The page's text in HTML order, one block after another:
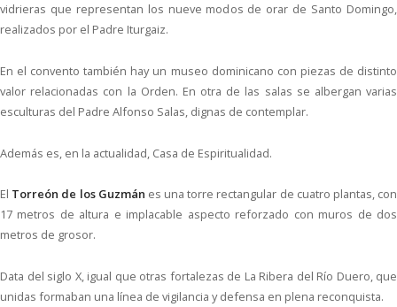
vidrieras que representan los nueve modos de orar de Santo Domingo,
realizados por el Padre Iturgaiz.
En el convento también hay un museo dominicano con piezas de distinto
valor relacionadas con la Orden. En otra de las salas se albergan varias
esculturas del Padre Alfonso Salas, dignas de contemplar.
Además es, en la actualidad, Casa de Espiritualidad.
El Torreón de los Guzmán es una torre rectangular de cuatro plantas, con
17 metros de altura e implacable aspecto reforzado con muros de dos
metros de grosor.
Data del siglo X, igual que otras fortalezas de La Ribera del Río Duero, que
unidas formaban una línea de vigilancia y defensa en plena reconquista.